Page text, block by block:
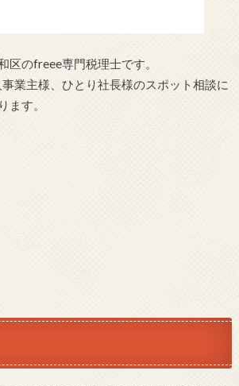
区のfreee専門税理士です。
業主様、ひとり社長様のスポット相談に
ます。